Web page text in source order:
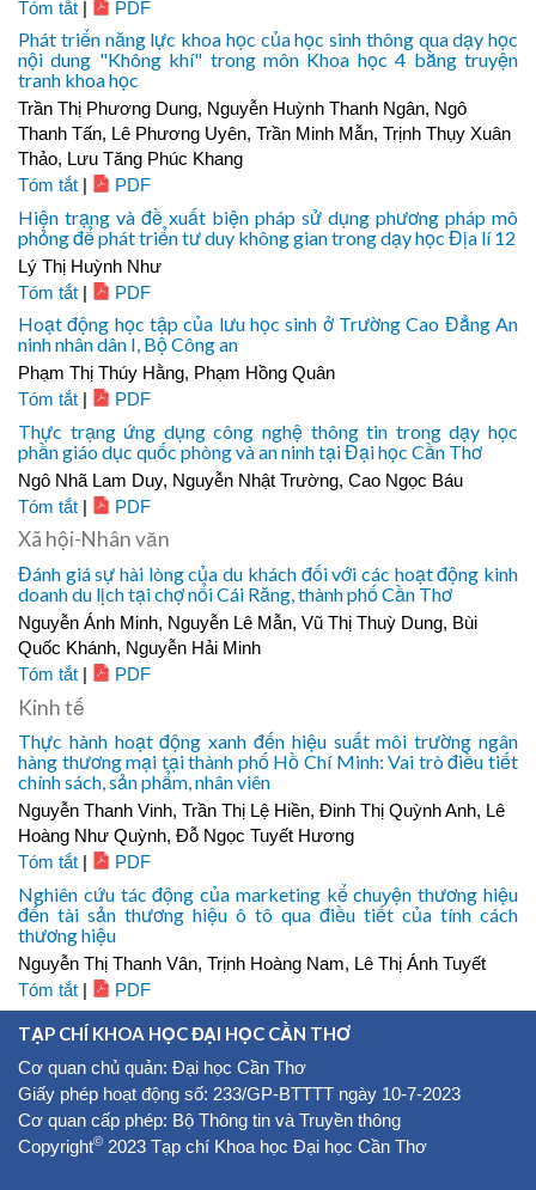
Tóm tắt | PDF
Phát triển năng lực khoa học của học sinh thông qua dạy học
nội dung "Không khí" trong môn Khoa học 4 bằng truyện
tranh khoa học
Trần Thị Phương Dung, Nguyễn Huỳnh Thanh Ngân, Ngô
Thanh Tấn, Lê Phương Uyên, Trần Minh Mẫn, Trịnh Thụy Xuân
Thảo, Lưu Tăng Phúc Khang
Tóm tắt | PDF
Hiện trạng và đề xuất biện pháp sử dụng phương pháp mô
phỏng để phát triển tư duy không gian trong dạy học Địa lí 12
Lý Thị Huỳnh Như
Tóm tắt | PDF
Hoạt động học tập của lưu học sinh ở Trường Cao Đẳng An
ninh nhân dân I, Bộ Công an
Phạm Thị Thúy Hằng, Phạm Hồng Quân
Tóm tắt | PDF
Thực trạng ứng dụng công nghệ thông tin trong dạy học
phần giáo dục quốc phòng và an ninh tại Đại học Cần Thơ
Ngô Nhã Lam Duy, Nguyễn Nhật Trường, Cao Ngọc Báu
Tóm tắt | PDF
Xã hội-Nhân văn
Đánh giá sự hài lòng của du khách đối với các hoạt động kinh
doanh du lịch tại chợ nổi Cái Răng, thành phố Cần Thơ
Nguyễn Ánh Minh, Nguyễn Lê Mẫn, Vũ Thị Thuỳ Dung, Bùi
Quốc Khánh, Nguyễn Hải Minh
Tóm tắt | PDF
Kinh tế
Thực hành hoạt động xanh đến hiệu suất môi trường ngân
hàng thương mại tại thành phố Hồ Chí Minh: Vai trò điều tiết
chính sách, sản phẩm, nhân viên
Nguyễn Thanh Vinh, Trần Thị Lệ Hiền, Đinh Thị Quỳnh Anh, Lê
Hoàng Như Quỳnh, Đỗ Ngọc Tuyết Hương
Tóm tắt | PDF
Nghiên cứu tác động của marketing kể chuyện thương hiệu
đến tài sản thương hiệu ô tô qua điều tiết của tính cách
thương hiệu
Nguyễn Thị Thanh Vân, Trịnh Hoàng Nam, Lê Thị Ánh Tuyết
Tóm tắt | PDF
TẠP CHÍ KHOA HỌC ĐẠI HỌC CẦN THƠ
Cơ quan chủ quản: Đại học Cần Thơ
Giấy phép hoạt động số: 233/GP-BTTTT ngày 10-7-2023
Cơ quan cấp phép: Bộ Thông tin và Truyền thông
Copyright© 2023 Tạp chí Khoa học Đại học Cần Thơ